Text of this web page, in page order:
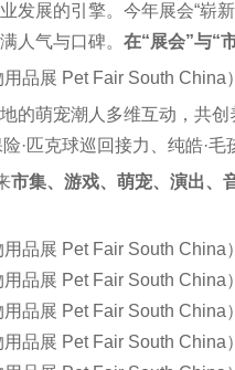
发展的引擎。今年展会“崭
人气与口碑。 在“展会”与“
的萌宠潮人多维互动，共
·匹克球巡回接力、纯皓·
市集、游戏、萌宠、演出、